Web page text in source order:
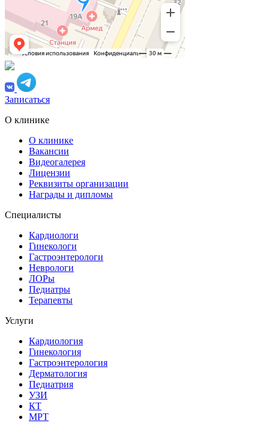
Записаться
О клинике
О клинике
Вакансии
Видеогалерея
Лицензии
Реквизиты организации
Награды и дипломы
Специалисты
Кардиологи
Гинекологи
Гастроэнтерологи
Неврологи
ЛОРы
Педиатры
Терапевты
Услуги
Кардиология
Гинекология
Гастроэнтерология
Дерматология
Педиатрия
УЗИ
КТ
МРТ